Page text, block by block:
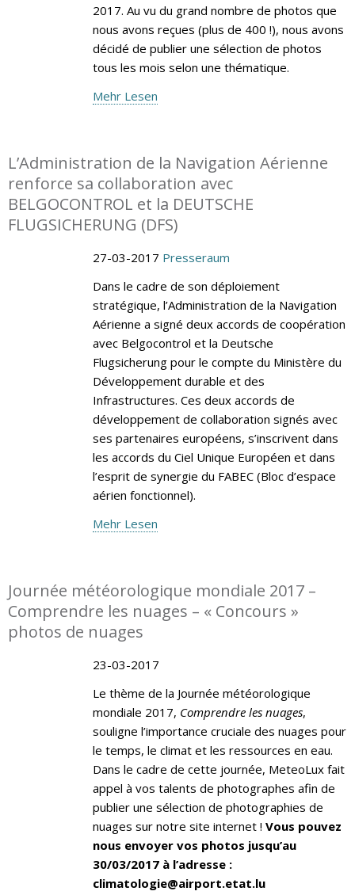
2017. Au vu du grand nombre de photos que
nous avons reçues (plus de 400 !), nous avons
décidé de publier une sélection de photos
tous les mois selon une thématique.
Mehr Lesen
L’Administration de la Navigation Aérienne
renforce sa collaboration avec
BELGOCONTROL et la DEUTSCHE
FLUGSICHERUNG (DFS)
27-03-2017 Presseraum
Dans le cadre de son déploiement
stratégique, l’Administration de la Navigation
Aérienne a signé deux accords de coopération
avec Belgocontrol et la Deutsche
Flugsicherung pour le compte du Ministère du
Développement durable et des
Infrastructures. Ces deux accords de
développement de collaboration signés avec
ses partenaires européens, s’inscrivent dans
les accords du Ciel Unique Européen et dans
l’esprit de synergie du FABEC (Bloc d’espace
aérien fonctionnel).
Mehr Lesen
Journée météorologique mondiale 2017 –
Comprendre les nuages – « Concours »
photos de nuages
23-03-2017
Le thème de la Journée météorologique
mondiale 2017, Comprendre les nuages,
souligne l’importance cruciale des nuages pour
le temps, le climat et les ressources en eau.
Dans le cadre de cette journée, MeteoLux fait
appel à vos talents de photographes afin de
publier une sélection de photographies de
nuages sur notre site internet ! Vous pouvez
nous envoyer vos photos jusqu’au
30/03/2017 à l’adresse :
climatologie@airport.etat.lu